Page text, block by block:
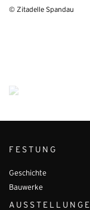
© Zitadelle Spandau
FESTUNG
Geschichte
Bauwerke